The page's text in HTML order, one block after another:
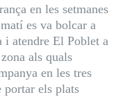
en les setmanes
es va bolcar a
i atendre El Poblet a
als quals
en les tres
portar els plats